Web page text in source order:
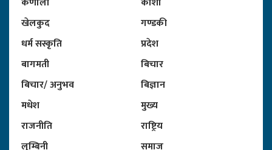
खेलकुद
गण्डकी
धर्म सस्कृति
प्रदेश
बागमती
बिचार
बिचार/ अनुभव
बिज्ञान
मधेश
मुख्य
राजनीति
राष्ट्रिय